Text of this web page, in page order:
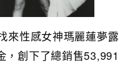
來性感女神瑪麗蓮夢露
，創下了總銷售53,991